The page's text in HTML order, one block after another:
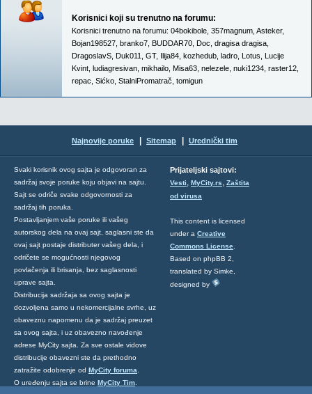
Korisnici koji su trenutno na forumu:
Korisnici trenutno na forumu: 04bokibole 357magnum Asteker,
Bojan198527 branko7 BUDDAR70 Doc dragisa dragisa
DragoslavS Duk011 GT, Ilija84 kozhedub ladro Lotus Lucije
Kvint ludiagresivan mikhailo Misa63 nelezele nuki1234 raster12
repac Sićko StalniPromatrač tomigun
Najnovije poruke Sitemap Urednički tim
Svaki korisnik ovog sajta je odgovoran za
sadržaj svoje poruke koju objavi na sajtu.
Sajt se odriče svake odgovornosti za
sadržaj tih poruka.
Postavljanjem vaše poruke ili vašeg
autorskog dela na ovaj sajt, saglasni ste da
ovaj sajt postaje distributer vašeg dela, i
odričete se mogućnosti njegovog
povlačenja ili brisanja, bez saglasnosti
uprave sajta.
Distribucija sadržaja sa ovog sajta je
dozvoljena samo u nekomercijalne svrhe, uz
obaveznu napomenu da je sadržaj preuzet
sa ovog sajta, i uz obavezno navođenje
adrese MyCity sajta. Za sve ostale vidove
distribucije obavezni ste da prethodno
zatražite odobrenje od MyCity foruma
O uređenju sajta se brine MyCity Tim
Prijateljski sajtovi:
Vesti, MyCity.rs, Zaštita
od virusa
This content is licensed
under a Creative
Commons License
Based on phpBB 2,
translated by Simke,
designed by